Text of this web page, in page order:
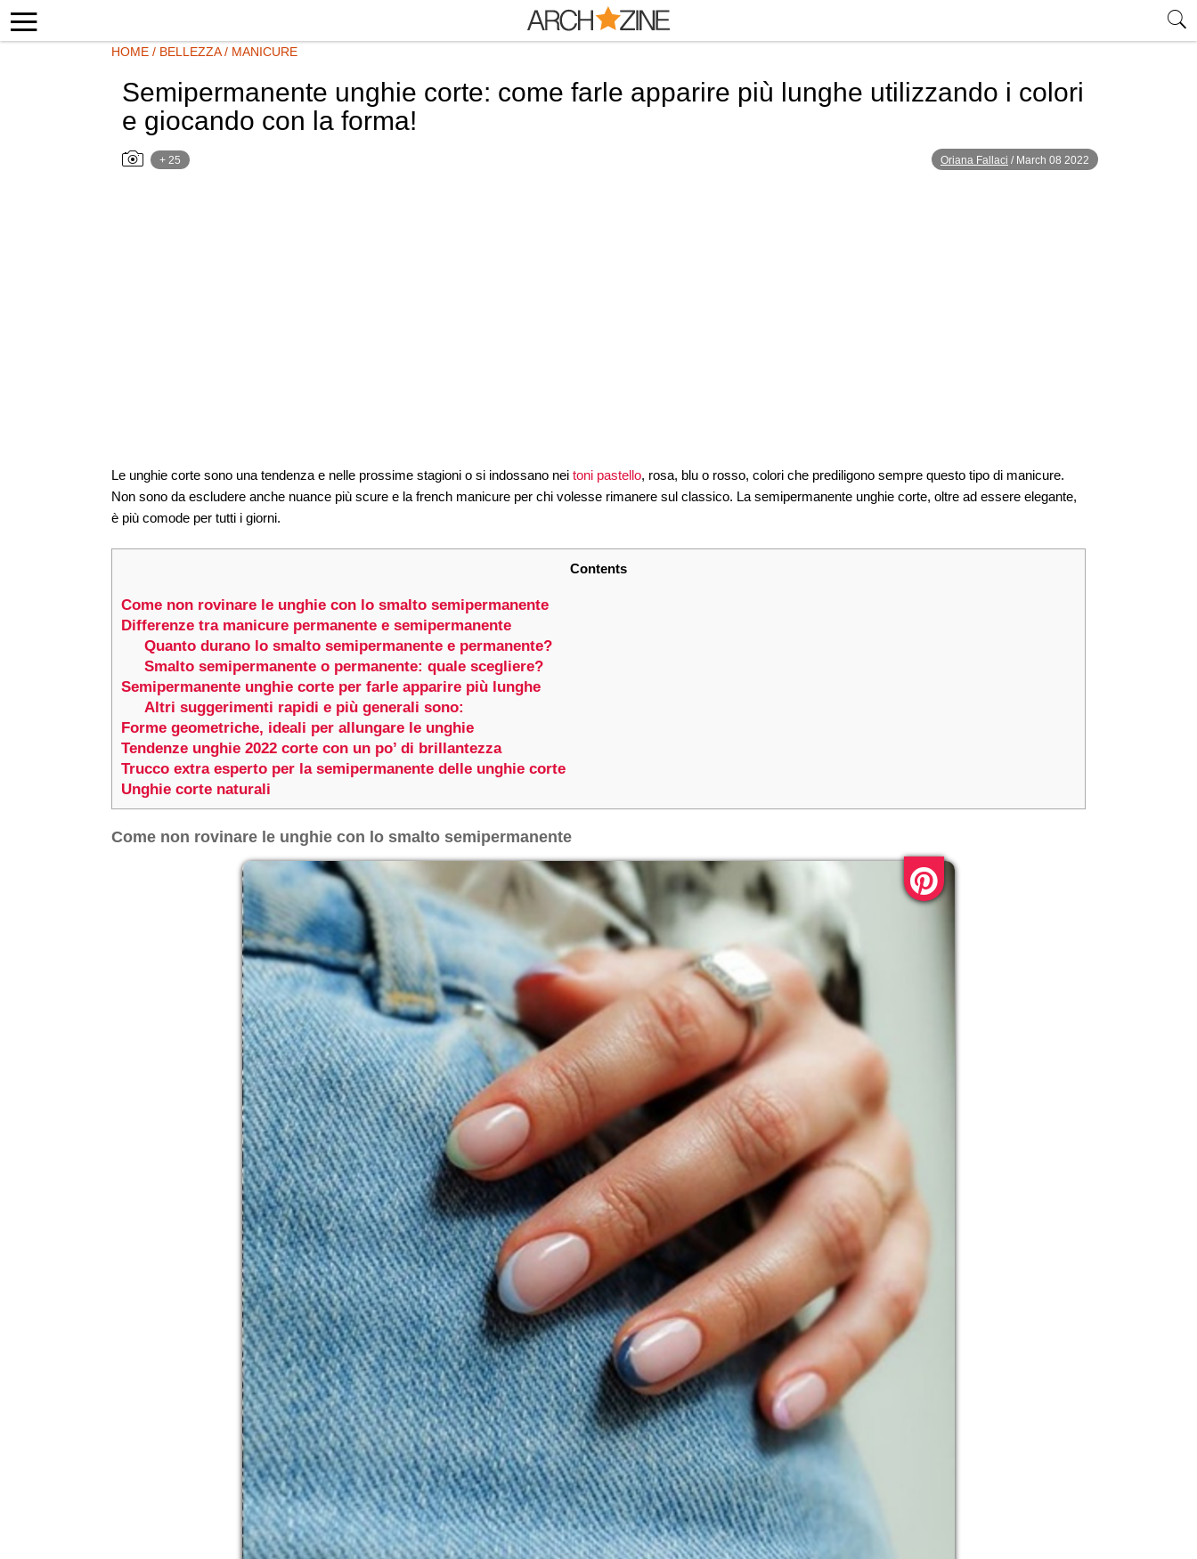
HOME / BELLEZZA/ MANICURE
Semipermanente unghie corte: come farle apparire più lunghe utilizzando i colori
e giocando con la forma!
+ 25 Oriana Fallaci / March 08 2022
Le unghie corte sono una tendenza e nelle prossime stagioni o si indossano nei toni pastello, rosa, blu o rosso, colori che prediligono sempre questo tipo di manicure.
Non sono da escludere anche nuance più scure e la french manicure per chi volesse rimanere sul classico. La semipermanente unghie corte, oltre ad essere elegante,
è più comode per tutti i giorni.
Contents
Come non rovinare le unghie con lo smalto semipermanente
Differenze tra manicure permanente e semipermanente
Quanto durano lo smalto semipermanente e permanente?
Smalto semipermanente o permanente: quale scegliere?
Semipermanente unghie corte per farle apparire più lunghe
Altri suggerimenti rapidi e più generali sono:
Forme geometriche, ideali per allungare le unghie
Tendenze unghie 2022 corte con un po’ di brillantezza
Trucco extra esperto per la semipermanente delle unghie corte
Unghie corte naturali
Come non rovinare le unghie con lo smalto semipermanente